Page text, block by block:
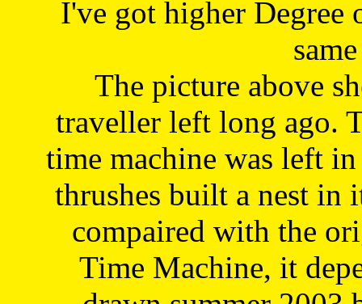
I've got higher Degree
The picture above
traveller left long ago.
time machine was left
thrushes built a nest in
compaired with the
Time Machine, it